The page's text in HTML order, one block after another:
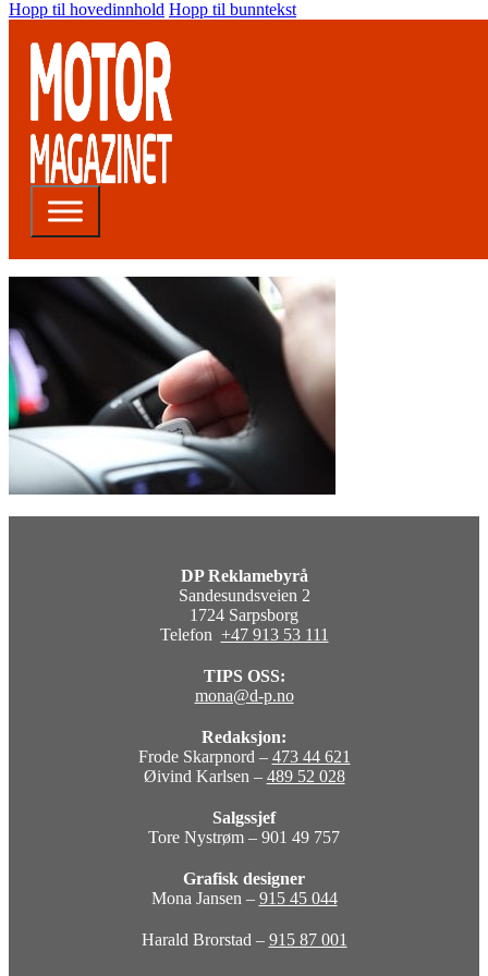
Hopp til hovedinnhold Hopp til bunntekst
DP Reklamebyrå
Sandesundsveien 2
1724 Sarpsborg
Telefon +47 913 53 111
TIPS OSS:
mona@d-p.no
Redaksjon:
Frode Skarpnord – 473 44 621
Øivind Karlsen – 489 52 028
Salgssjef
Tore Nystrøm – 901 49 757
Grafisk designer
Mona Jansen – 915 45 044
Harald Brorstad – 915 87 001